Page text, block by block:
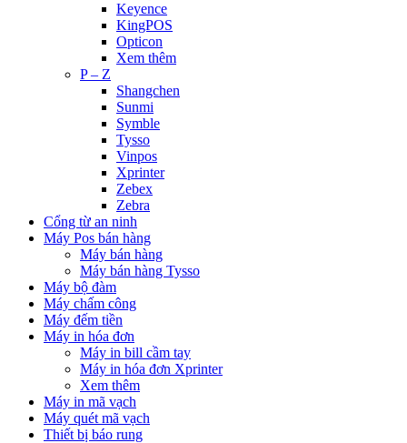
Keyence
KingPOS
Opticon
Xem thêm
P – Z
Shangchen
Sunmi
Symble
Tysso
Vinpos
Xprinter
Zebex
Zebra
Cổng từ an ninh
Máy Pos bán hàng
Máy bán hàng
Máy bán hàng Tysso
Máy bộ đàm
Máy chấm công
Máy đếm tiền
Máy in hóa đơn
Máy in bill cầm tay
Máy in hóa đơn Xprinter
Xem thêm
Máy in mã vạch
Máy quét mã vạch
Thiết bị báo rung